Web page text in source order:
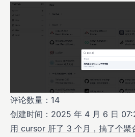
评论数量：14
创建时间：2025 年 4 月 6 日
用 cursor 肝了 3 个月，搞了个聚